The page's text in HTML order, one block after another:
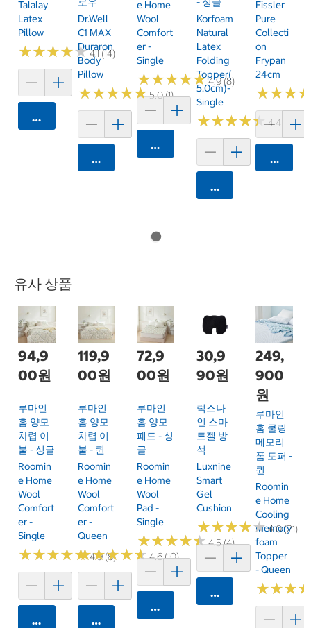
Talalay
Latex
Pillow
★★★★★
★★★★★4.1 (14)
카트에 담기
Dr.Well
C1 MAX
Duraron
Body
Pillow
★★★★★
★★★★★5.0 (1)
카트에 담기
E Home
Wool
Comfort
Er -
Single
★★★★★
★★★★★4.9 (8)
카트에 담기
Korfoam
Natural
Latex
Folding
Topper(
5.0cm)-
Single
★★★★★
★★★★★4.4 (16)
카트에 담기
Fissler
Pure
Collecti
On
Frypan
24cm
★★★
★★★
카트에
유사 상품
94,9
00원
루마인
홈 양모
차렵 이
불 - 싱글
Roomin
E Home
Wool
Comfort
Er -
Single
★★★★★
★★★★★4.9 (8)
카트에 담기
119,9
00원
루마인
홈 양모
차렵 이
불 - 퀸
Roomin
E Home
Wool
Comfort
Er -
Queen
★★★★★
★★★★★4.6 (10)
카트에 담기
72,9
00원
루마인
홈 양모
패드 - 싱
글
Roomin
E Home
Wool
Pad -
Single
★★★★★
★★★★★4.5 (4)
카트에 담기
30,9
90원
럭스나
인 스마
트젤 방
석
Luxnine
Smart
Gel
Cushion
★★★★★
★★★★★4.0 (21)
카트에 담기
249,
900
원
루마인
홈 쿨링
메모리
폼 토퍼 -
퀸
Roomin
E Home
Cooling
Memory
Foam
Topper
- Queen
★★★
★★★